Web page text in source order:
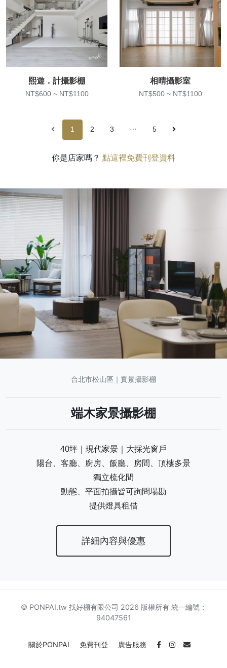
熙遊．計攝影棚
NT$600 ~ NT$1100
相晴攝影室
NT$500 ~ NT$1100
1 2 3 ⋯ 5
你是店家嗎？ 點這裡免費刊登資料
台北市松山區｜實景攝影棚
端木家景攝影棚
40坪｜現代家景｜大採光窗戶
陽台、客廳、廚房、飯廳、房間、頂樓多景
獨立梳化間
動態、平面拍攝皆可詢問場勘
提供燈具租借
詳細內容與優惠
© PONPAI.tw 找好棚有限公司 2026 版權所有 統一編號：
94047561
關於PONPAI 免費刊登 廣告服務